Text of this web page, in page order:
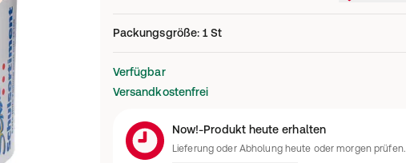
Packungsgröße:1 St
Verfügbar
Versandkostenfrei
Now!-Produkt heute erhalten
Lieferung oder Abholung heute oder morgen prüfen.